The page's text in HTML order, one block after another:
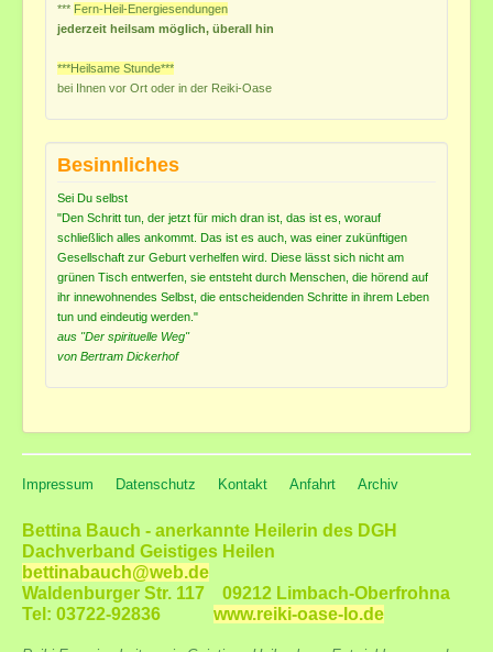
*** Fern-Heil-Energiesendungen
jederzeit heilsam möglich, überall hin
***Heilsame Stunde***
bei Ihnen vor Ort oder in der Reiki-Oase
Besinnliches
Sei Du selbst
"Den Schritt tun, der jetzt für mich dran ist, das ist es, worauf
schließlich alles ankommt. Das ist es auch, was einer zukünftigen
Gesellschaft zur Geburt verhelfen wird. Diese lässt sich nicht am
grünen Tisch entwerfen, sie entsteht durch Menschen, die hörend auf
ihr innewohnendes Selbst, die entscheidenden Schritte in ihrem Leben
tun und eindeutig werden."
aus "Der spirituelle Weg"
von Bertram Dickerhof
Impressum Datenschutz Kontakt Anfahrt Archiv
Bettina Bauch - anerkannte Heilerin des DGH
Dachverband Geistiges Heilen
bettinabauch@web.de
Waldenburger Str. 117 09212 Limbach-Oberfrohna
Tel: 03722-92836 www.reiki-oase-lo.de